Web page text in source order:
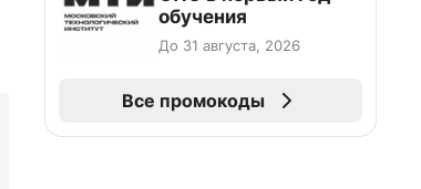
обучения
До 31 августа, 2026
Все промокоды